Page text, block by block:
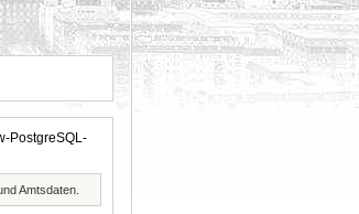
PostgreSQL-
Amtsdaten.